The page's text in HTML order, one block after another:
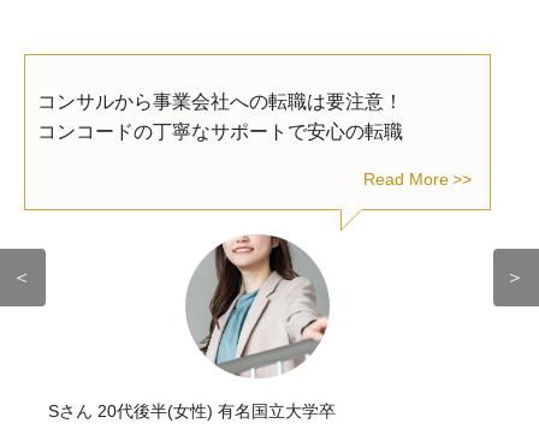
＜
コンサルから事業会社への転職は要注意！
コンコードの丁寧なサポートで安心の転職
Read More
Sさん 20代後半(女性) 有名国立大学卒
＞